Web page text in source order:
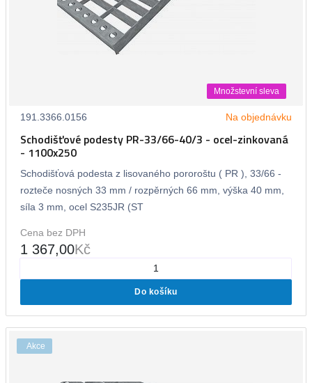
Množstevní sleva
191.3366.0156 Na objednávku
Schodišťové podesty PR-33/66-40/3 - ocel-zinkovaná
- 1100x250
Schodišťová podesta z lisovaného pororoštu ( PR ), 33/66 -
rozteče nosných 33 mm / rozpěrných 66 mm, výška 40 mm,
síla 3 mm, ocel S235JR (ST
Cena bez DPH
1 367,00Kč
Do košíku
Akce